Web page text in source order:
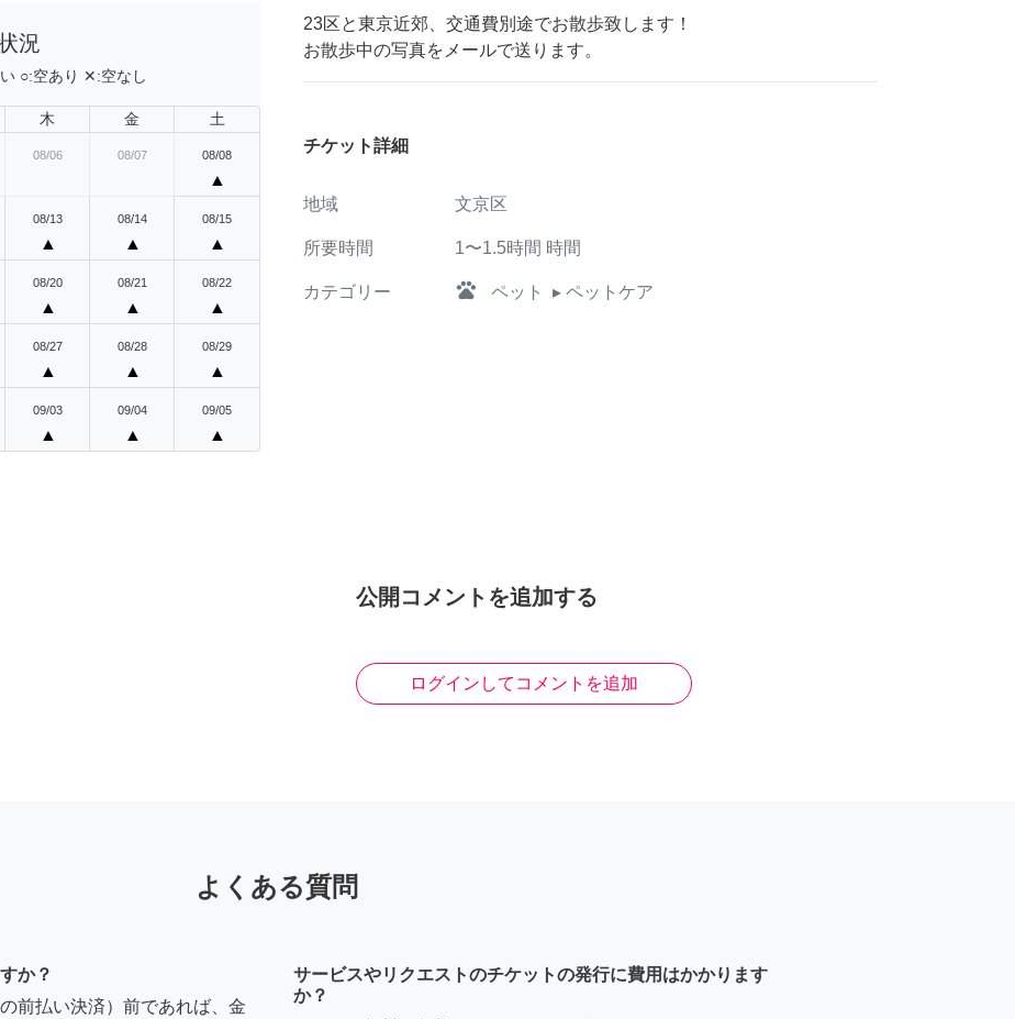
況
○:空あり ✕:空なし
木 金 土
08/06 08/07 08/08
▲
08/13
▲
08/14
▲
08/15
▲
08/20
▲
08/21
▲
08/22
▲
08/27
▲
08/28
▲
08/29
▲
09/03
▲
09/04
▲
09/05
▲
23区と東京近郊、交通費別途でお散歩致します！
お散歩中の写真をメールで送ります。
チケット詳細
地域 文京区
所要時間 1〜1.5時間 時間
カテゴリー pets ペット ▸ ペットケア
公開コメントを追加する
ログインしてコメントを追加
よくある質問
か？
前払い決済）前であれば、金
サービスやリクエストのチケットの発行に費用はかかります
か？